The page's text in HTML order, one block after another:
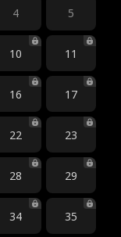
4 5
10 11
16 17
22 23
28 29
34 35